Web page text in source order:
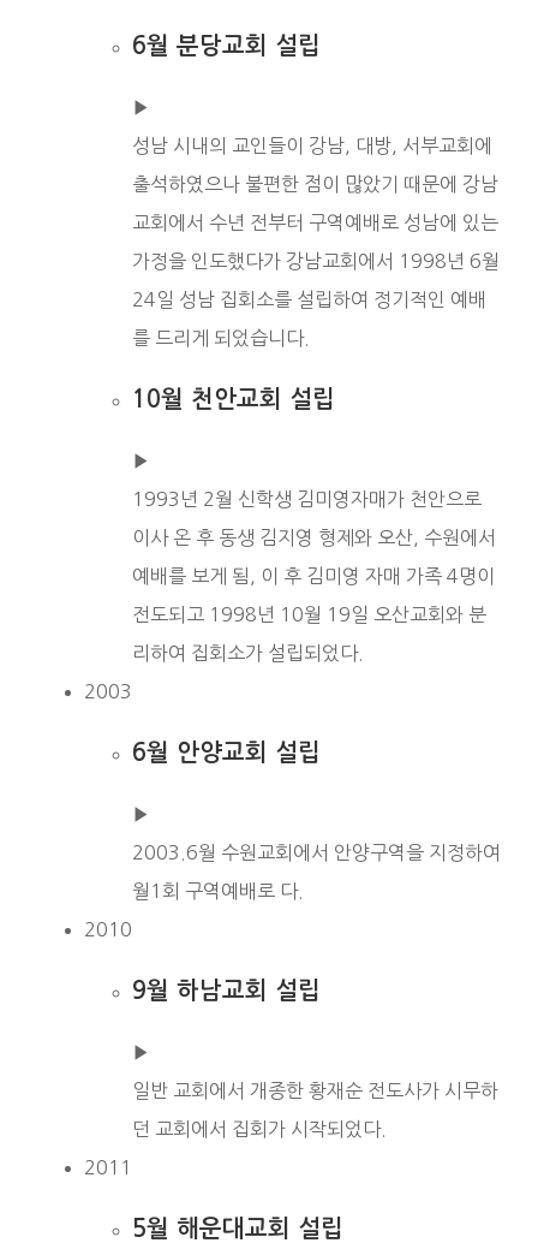
6월 분당교회 설립
▶︎
성남 시내의 교인들이 강남, 대방, 서부교회에
출석하였으나 불편한 점이 많았기 때문에 강남
교회에서 수년 전부터 구역예배로 성남에 있는
가정을 인도했다가 강남교회에서 1998년 6월
24일 성남 집회소를 설립하여 정기적인 예배
를 드리게 되었습니다.
10월 천안교회 설립
▶︎
1993년 2월 신학생 김미영자매가 천안으로
이사 온 후 동생 김지영 형제와 오산, 수원에서
예배를 보게 됨, 이 후 김미영 자매 가족 4명이
전도되고 1998년 10월 19일 오산교회와 분
리하여 집회소가 설립되었다.
2003
6월 안양교회 설립
▶︎
2003.6월 수원교회에서 안양구역을 지정하여
월1회 구역예배로 다.
2010
9월 하남교회 설립
▶︎
일반 교회에서 개종한 황재순 전도사가 시무하
던 교회에서 집회가 시작되었다.
2011
5월 해운대교회 설립